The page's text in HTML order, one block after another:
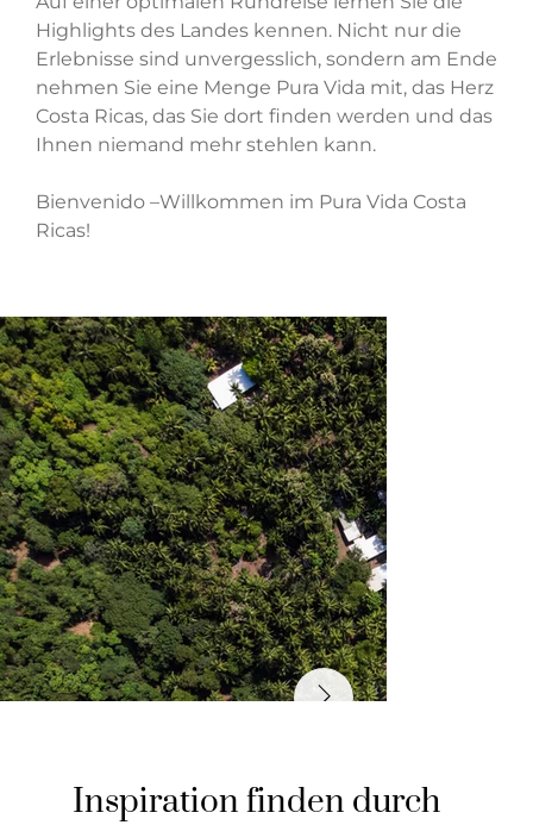
Highlights des Landes kennen. Nicht nur die
Erlebnisse sind unvergesslich, sondern am Ende
nehmen Sie eine Menge Pura Vida mit, das Herz
Costa Ricas, das Sie dort finden werden und das
Ihnen niemand mehr stehlen kann.
Bienvenido –Willkommen im Pura Vida Costa
Ricas!
Inspiration finden durch